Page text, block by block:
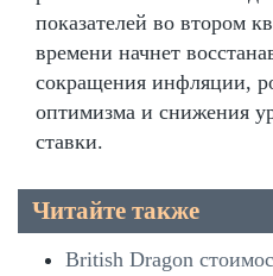
показателей во втором
времени начнет
сокращения инфляции,
оптимизма и снижения
ставки.
Читайте также
British Dragon